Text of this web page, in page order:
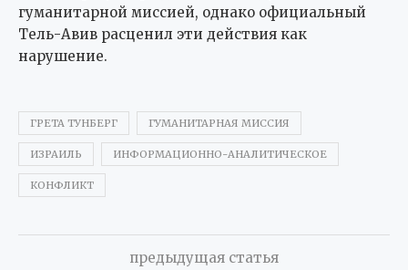
гуманитарной миссией, однако официальный
Тель-Авив расценил эти действия как
нарушение.
ГРЕТА ТУНБЕРГ ГУМАНИТАРНАЯ МИССИЯ
ИЗРАИЛЬ ИНФОРМАЦИОННО-АНАЛИТИЧЕСКОЕ
КОНФЛИКТ
предыдущая статья